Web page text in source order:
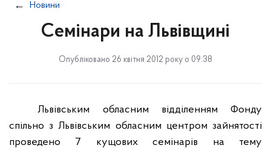
Новини
Семінари на Львівщині
Опубліковано 26 квітня 2012 року о 09:38
Львівським обласним відділенням Фонду
спільно з Львівським обласним центром зайнятості
проведено 7 кущових семінарів на тему